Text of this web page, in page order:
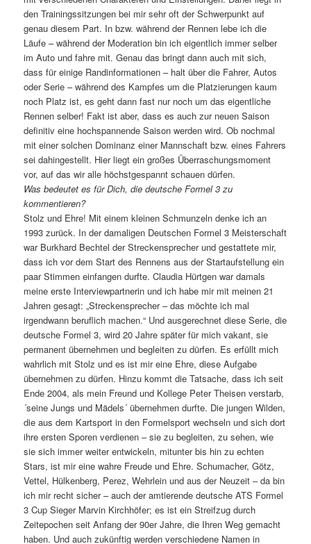
den Trainingssitzungen bei mir sehr oft der Schwerpunkt auf
genau diesem Part. In bzw. während der Rennen lebe ich die
Läufe – während der Moderation bin ich eigentlich immer selber
im Auto und fahre mit. Genau das bringt dann auch mit sich,
dass für einige Randinformationen – halt über die Fahrer, Autos
oder Serie – während des Kampfes um die Platzierungen kaum
noch Platz ist, es geht dann fast nur noch um das eigentliche
Rennen selber! Fakt ist aber, dass es auch zur neuen Saison
definitiv eine hochspannende Saison werden wird. Ob nochmal
mit einer solchen Dominanz einer Mannschaft bzw. eines Fahrers
sei dahingestellt. Hier liegt ein großes Überraschungsmoment
vor, auf das wir alle höchstgespannt schauen dürfen.
Was bedeutet es für Dich, die deutsche Formel 3 zu
kommentieren?
Stolz und Ehre! Mit einem kleinen Schmunzeln denke ich an
1993 zurück. In der damaligen Deutschen Formel 3 Meisterschaft
war Burkhard Bechtel der Streckensprecher und gestattete mir,
dass ich vor dem Start des Rennens aus der Startaufstellung ein
paar Stimmen einfangen durfte. Claudia Hürtgen war damals
meine erste Interviewpartnerin und ich habe mir mit meinen 21
Jahren gesagt: „Streckensprecher – das möchte ich mal
irgendwann beruflich machen.“ Und ausgerechnet diese Serie, die
deutsche Formel 3, wird 20 Jahre später für mich vakant, sie
permanent übernehmen und begleiten zu dürfen. Es erfüllt mich
wahrlich mit Stolz und es ist mir eine Ehre, diese Aufgabe
übernehmen zu dürfen. Hinzu kommt die Tatsache, dass ich seit
Ende 2004, als mein Freund und Kollege Peter Theisen verstarb,
´seine Jungs und Mädels´ übernehmen durfte. Die jungen Wilden,
die aus dem Kartsport in den Formelsport wechseln und sich dort
ihre ersten Sporen verdienen – sie zu begleiten, zu sehen, wie
sie sich immer weiter entwickeln, mitunter bis hin zu echten
Stars, ist mir eine wahre Freude und Ehre. Schumacher, Götz,
Vettel, Hülkenberg, Perez, Wehrlein und aus der Neuzeit – da bin
ich mir recht sicher – auch der amtierende deutsche ATS Formel
3 Cup Sieger Marvin Kirchhöfer; es ist ein Streifzug durch
Zeitepochen seit Anfang der 90er Jahre, die Ihren Weg gemacht
haben. Und auch zukünftig werden verschiedene Namen in